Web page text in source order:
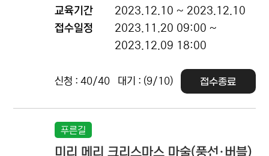
교육기간
2023.12.10 ~ 2023.12.10
접수일정
2023.11.20 09:00 ~
2023.12.09 18:00
신청 : 40/40 대기 : (9/10) 접수종료
푸른길
미리 메리 크리스마스 마술(풍선·버블)